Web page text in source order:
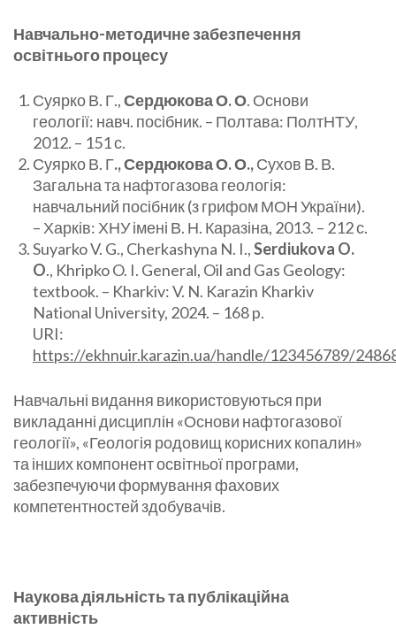
Навчально-методичне забезпечення
освітнього процесу
Суярко В. Г.,Сердюкова О. О. Основи
геології: навч. посібник. – Полтава: ПолтНТУ,
2012. – 151 с.
Суярко В. Г., Сердюкова О. О.,Сухов В. В.
Загальна та нафтогазова геологія:
навчальний посібник (з грифом МОН України).
– Харків: ХНУ імені В. Н. Каразіна, 2013. – 212 с.
Suyarko V. G., Cherkashyna N. I.,Serdiukova O.
O., Khripko O. I. General, Oil and Gas Geology:
textbook. – Kharkiv: V. N. Karazin Kharkiv
National University, 2024. – 168 p.
URI:
https://ekhnuir.karazin.ua/handle/123456789/
Навчальні видання використовуються при
викладанні дисциплін «Основи нафтогазової
геології», «Геологія родовищ корисних копалин»
та інших компонент освітньої програми,
забезпечуючи формування фахових
компетентностей здобувачів.
Наукова діяльність та публікаційна
активність